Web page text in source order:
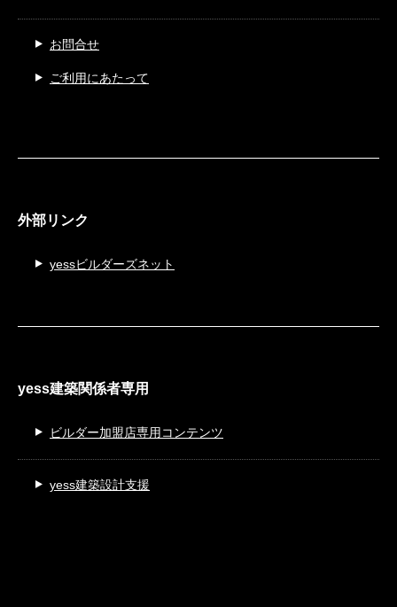
お問合せ
ご利用にあたって
外部リンク
yessビルダーズネット
yess建築関係者専用
ビルダー加盟店専用コンテンツ
yess建築設計支援